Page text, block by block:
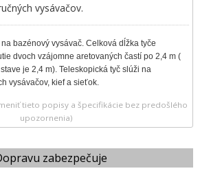
zabezpečuje
vysávačov.
bazénový vysávač. Celková dĺžka tyče
dvoch vzájomne aretovaných častí po 2,4 m (
je 2,4 m). Teleskopická tyč slúži na
vysávačov, kief a sieťok.
tieto popisy a špecifikácie bez predošlého
upozornenia)